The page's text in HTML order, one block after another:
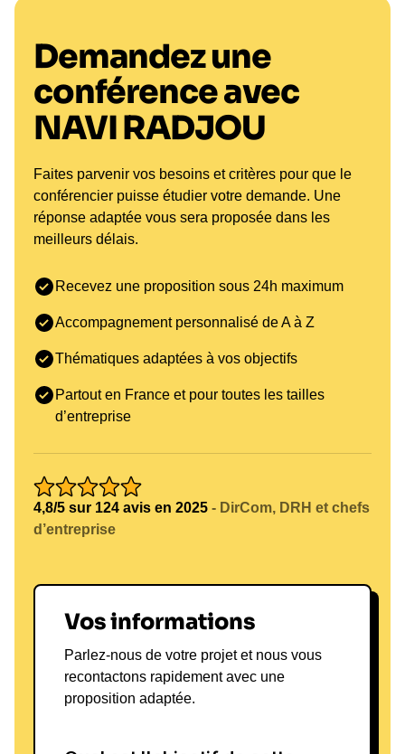
Demandez une
conférence avec
NAVI RADJOU
Faites parvenir vos besoins et critères pour que le
conférencier puisse étudier votre demande. Une
réponse adaptée vous sera proposée dans les
meilleurs délais.
Recevez une proposition sous 24h maximum
Accompagnement personnalisé de A à Z
Thématiques adaptées à vos objectifs
Partout en France et pour toutes les tailles
d’entreprise
4,8/5 sur 124 avis en 2025 - DirCom, DRH et chefs
d’entreprise
Vos informations
Parlez-nous de votre projet et nous vous
recontactons rapidement avec une
proposition adaptée.